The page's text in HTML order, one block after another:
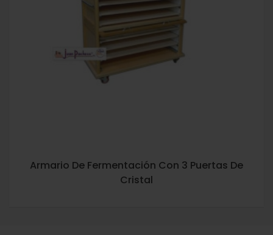
Armario De Fermentación Con 3 Puertas De
Cristal